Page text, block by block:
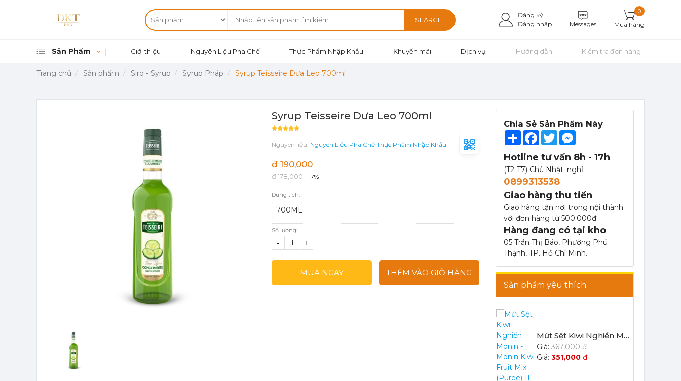
SEARCH
Đăng ký
Đăng nhập
Messages
0
Mua hàng
Sản Phẩm Giới thiệu Nguyên Liệu Pha Chế Thực Phẩm Nhập Khẩu Khuyến mãi Dịch vụ Hướng dẫn Kiểm tra đơn hàng
Trang chủ Sản phẩm Siro - Syrup Syrup Pháp Syrup Teisseire Dưa Leo 700ml
Chia Sẻ Sản Phẩm Này
ShareFacebook
Twitter
Hotline tư vấn 8h - 17h
(T2-T7) Chủ Nhật: nghỉ
0899313538
Giao hàng thu tiền
Giao hàng tận nơi trong nội thành
với đơn hàng từ 500.000đ
Hàng đang có tại kho:
05 Trần Thị Báo, Phường Phú
Thạnh, TP. Hồ Chí Minh.
Sản phẩm yêu thích
367,000 đ
367,000 đ
351,000đ
351,000đ
Syrup Teisseire Dưa Leo 700ml
Nguyên liệu: Nguyên Liệu Pha Chế Thực Phẩm Nhập Khẩu
đ 190,000
đ 178,000 -7%
Dung tích:
700ML
Số lượng:
- +
MUA NGAY THÊM VÀO GIỎ HÀNG